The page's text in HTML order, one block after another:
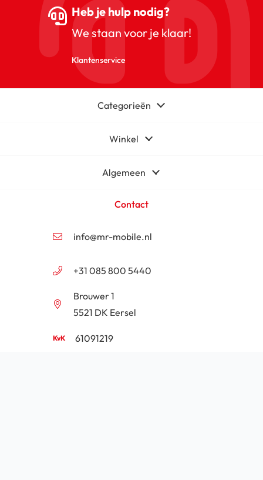
Heb je hulp nodig?
We staan voor je klaar!
Klantenservice
Categorieën
Winkel
Algemeen
Contact
info@mr-mobile.nl
+31 085 800 5440
Brouwer 1
5521 DK Eersel
61091219